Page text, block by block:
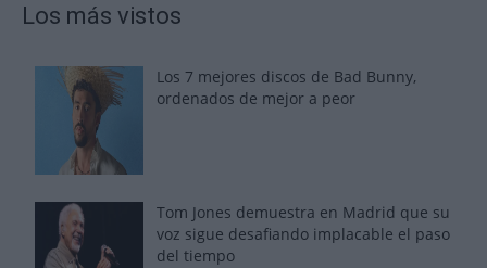
Los más vistos
Los 7 mejores discos de Bad Bunny,
ordenados de mejor a peor
Tom Jones demuestra en Madrid que su
voz sigue desafiando implacable el paso
del tiempo